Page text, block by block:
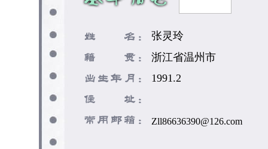
张灵玲
浙江省温州市
1991.2
Zll86636390@126.com